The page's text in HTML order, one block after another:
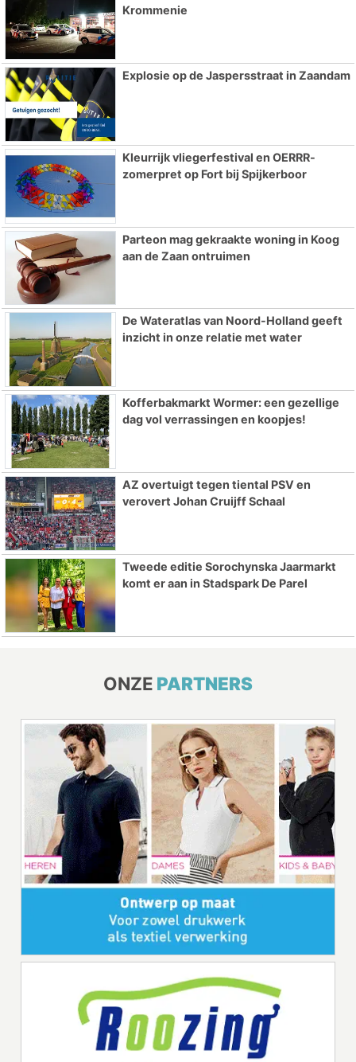
Krommenie
Explosie op de Jaspersstraat in Zaandam
Kleurrijk vliegerfestival en OERRR-
zomerpret op Fort bij Spijkerboor
Parteon mag gekraakte woning in Koog
aan de Zaan ontruimen
De Wateratlas van Noord-Holland geeft
inzicht in onze relatie met water
Kofferbakmarkt Wormer: een gezellige
dag vol verrassingen en koopjes!
AZ overtuigt tegen tiental PSV en
verovert Johan Cruijff Schaal
Tweede editie Sorochynska Jaarmarkt
komt er aan in Stadspark De Parel
ONZE PARTNERS